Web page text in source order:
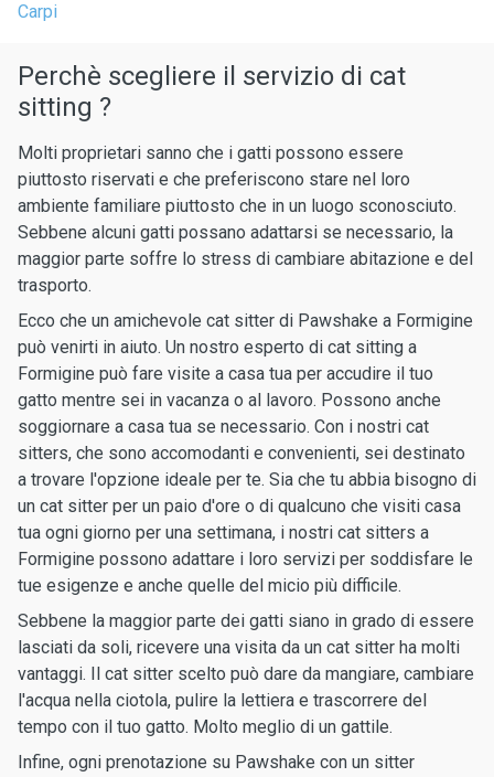
Carpi
Perchè scegliere il servizio di cat
sitting ?
Molti proprietari sanno che i gatti possono essere
piuttosto riservati e che preferiscono stare nel loro
ambiente familiare piuttosto che in un luogo sconosciuto.
Sebbene alcuni gatti possano adattarsi se necessario, la
maggior parte soffre lo stress di cambiare abitazione e del
trasporto.
Ecco che un amichevole cat sitter di Pawshake a Formigine
può venirti in aiuto. Un nostro esperto di cat sitting a
Formigine può fare visite a casa tua per accudire il tuo
gatto mentre sei in vacanza o al lavoro. Possono anche
soggiornare a casa tua se necessario. Con i nostri cat
sitters, che sono accomodanti e convenienti, sei destinato
a trovare l'opzione ideale per te. Sia che tu abbia bisogno di
un cat sitter per un paio d'ore o di qualcuno che visiti casa
tua ogni giorno per una settimana, i nostri cat sitters a
Formigine possono adattare i loro servizi per soddisfare le
tue esigenze e anche quelle del micio più difficile.
Sebbene la maggior parte dei gatti siano in grado di essere
lasciati da soli, ricevere una visita da un cat sitter ha molti
vantaggi. Il cat sitter scelto può dare da mangiare, cambiare
l'acqua nella ciotola, pulire la lettiera e trascorrere del
tempo con il tuo gatto. Molto meglio di un gattile.
Infine, ogni prenotazione su Pawshake con un sitter